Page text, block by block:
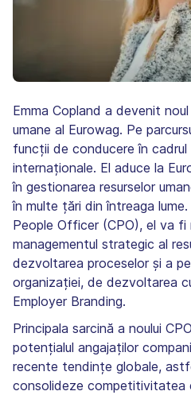
Emma Copland a devenit
umane al Eurowag. Pe
funcții de conducere în cadrul
internaționale. El aduce la
în gestionarea resurselor
în multe țări din întreaga
People Officer (CPO), el va fi
managementul strategic al
dezvoltarea proceselor și a
organizației, de dezvoltarea
Employer Branding.
Principala sarcină a noului
potențialul angajaților
recente tendințe globale,
consolideze competitivitatea